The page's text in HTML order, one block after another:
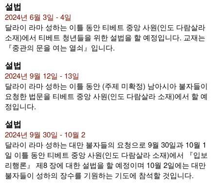
설법
2024년 6월 3일 - 4일
달라이 라마 성하는 이틀 동안 티베트 중앙 사원(인도 다람살라
소재)에서 티베트 청년들을 위한 설법을 할 예정입니다. 교재는
『중관의 문을 여는 열쇠』입니다.
설법
2024년 9월 12일 - 13일
달라이 라마 성하는 이틀 동안 (주제 미확정) 남아시아 불자들이
요청한 법문을 티베트 중앙 사원(인도 다람살라 소재)에서 할 예
정입니다.
설법
2024년 9월 30일 - 10월 2
달라이 라마 성하는 대만 불자들의 요청으로 9월 30일과 10월 1
일 이틀 동안 티베트 중앙 사원(인도 다람살라 소재)에서 『입보
리행론』 제8 장에 대한 설법을 할 예정이며 10월 2일에는 대만
불자들이 성하의 장수를 기원하는 기도에 참석할 것입니다.